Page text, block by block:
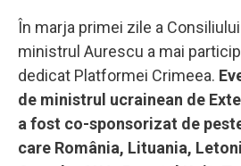
În marja primei zile a
ministrul Aurescu a mai
dedicat Platformei Crimeea.
de ministrul ucrainean de
a fost co-sponsorizat de
care România, Lituania,